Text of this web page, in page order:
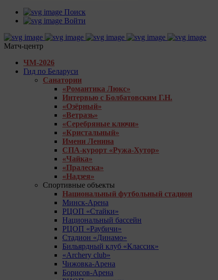
Поиск
Войти
Матч-центр
ЧМ-2026
Гид по Беларуси
Санатории
«Романтика Люкс»
Интервью с Болбатовским Г.Н.
«Озёрный»
«Ветразь»
«Серебряные ключи»
«Кристальный»
Имени Ленина
СПА-курорт «Ружа-Хутор»
«Чайка»
«Пралеска»
«Надзея»
Спортивные объекты
Национальный футбольный стадион
Минск-Арена
РЦОП «Стайки»
Национальный бассейн
РЦОП «Раубичи»
Стадион «Динамо»
Бильярдный клуб «Классик»
«Archery club»
Чижовка-Арена
Борисов-Арена